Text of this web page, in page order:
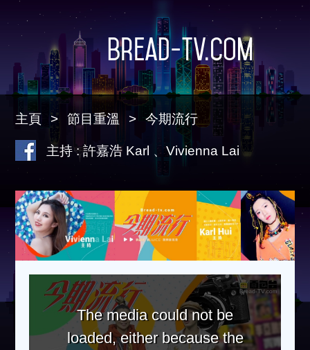
Bread-TV.com
主頁 節目重溫 今期流行
主持 : 許嘉浩 Karl 、Vivienna Lai
The media could not be
loaded, either because the